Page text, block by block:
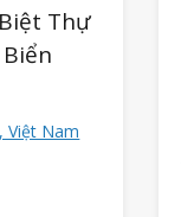
Thự
Việt Nam